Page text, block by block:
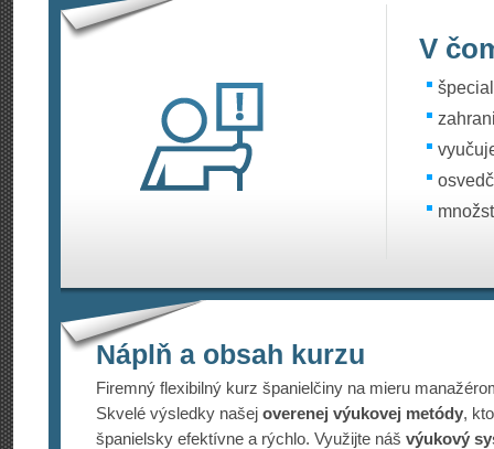
V
Náplň a obsah kurzu
Firemný flexibilný kurz španielčiny na mieru
Skvelé výsledky našej overenej výukovej metódy,
španielsky efektívne a rýchlo. Využijte náš výukový